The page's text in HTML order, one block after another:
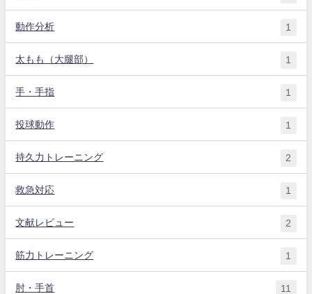
動作分析 1
太もも（大腿部） 1
手・手指 1
投球動作 1
持久力トレーニング 2
救急対応 1
文献レビュー 2
筋力トレーニング 1
肘・手首 11